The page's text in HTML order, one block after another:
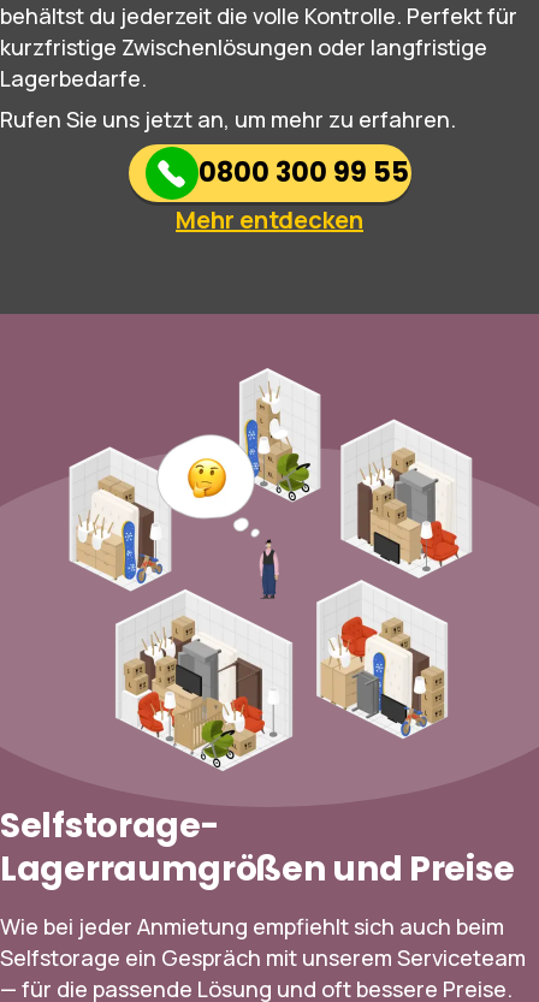
behältst du jederzeit die volle Kontrolle. Perfekt für
kurzfristige Zwischenlösungen oder langfristige
Lagerbedarfe.
Rufen Sie uns jetzt an, um mehr zu erfahren.
0800 300 99 55
Mehr entdecken
Selfstorage-
Lagerraumgrößen und Preise
Wie bei jeder Anmietung empfiehlt sich auch beim
Selfstorage ein Gespräch mit unserem Serviceteam
— für die passende Lösung und oft bessere Preise.